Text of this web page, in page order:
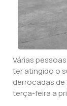
Várias
ter atingido o
derrocadas
terça-feira a